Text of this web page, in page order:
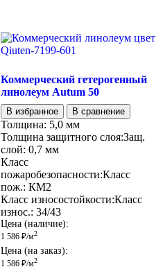
Коммерческий гетерогенный
линолеум Autum 50
В избранное В сравнение
Толщина: 5,0 мм
Толщина защитного слоя:Защ.
слой: 0,7 мм
Класс
пожаробезопасности:Класс
пож.: КМ2
Класс износостойкости:Класс
износ.: 34/43
Цена (наличие):
1 586₽/м2
Цена (на заказ):
1 586₽/м2